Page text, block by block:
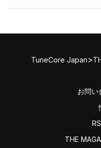
TuneCore Japan>
お問い
THE